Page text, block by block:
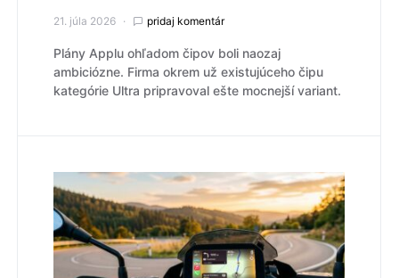
21. júla 2026 pridaj komentár
Plány Applu ohľadom čipov boli naozaj
ambiciózne. Firma okrem už existujúceho čipu
kategórie Ultra pripravoval ešte mocnejší variant.